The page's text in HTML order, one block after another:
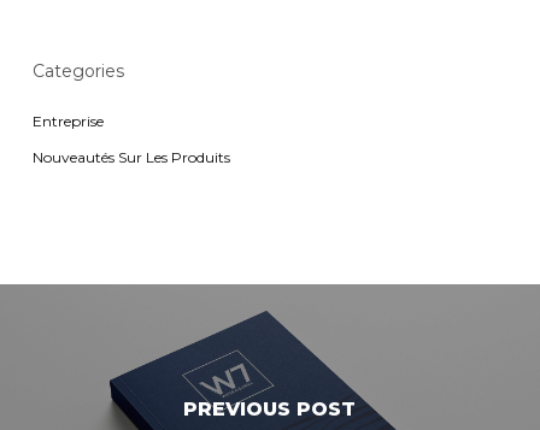
Categories
Entreprise
Nouveautés Sur Les Produits
PREVIOUS POST